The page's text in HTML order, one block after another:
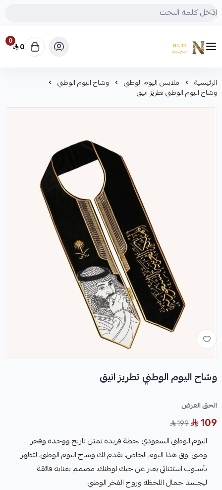
متجر نجد
0 0
الرئيسية ملابس اليوم الوطني وشاح اليوم الوطني
وشاح اليوم الوطني تطريز انيق
وشاح اليوم الوطني تطريز انيق
الحق العرض
109
199
اليوم الوطني السعودي لحظة فريدة تمثل تاريخ ووحدة وفخر
وطني. وفي هذا اليوم الخاص، نقدم لك وشاح اليوم الوطني، لتظهر
بأسلوب استثنائي يعبر عن حبك لوطنك. مصمم بعناية فائقة
ليجسد جمال اللحظة وروح الفخر الوطني.